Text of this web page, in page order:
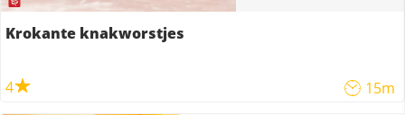
Krokante knakworstjes
4 15m